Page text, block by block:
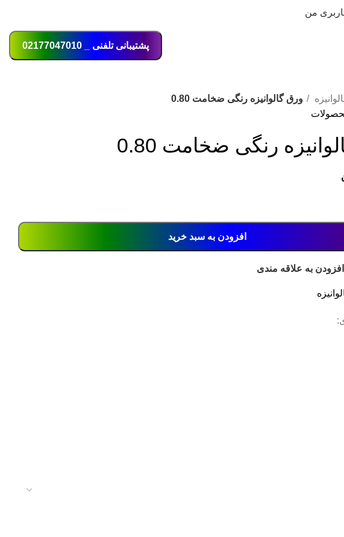
من
پشتیبانی تلفنی _ 02177047010
ورق گالوانیزه رنگی ضخامت 0.80
رنگی ضخامت 0.80
افزودن به سبد خرید
افزودن به علاقه مندی